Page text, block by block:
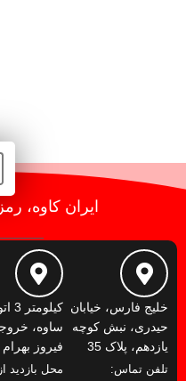
ایران کاوه،
خلیج فارس، خیابان
حیدری، نبش کوچه
یازدهم، پلاک 35
تلفن تماس:
ساوه،
فیروز
محل بازدید